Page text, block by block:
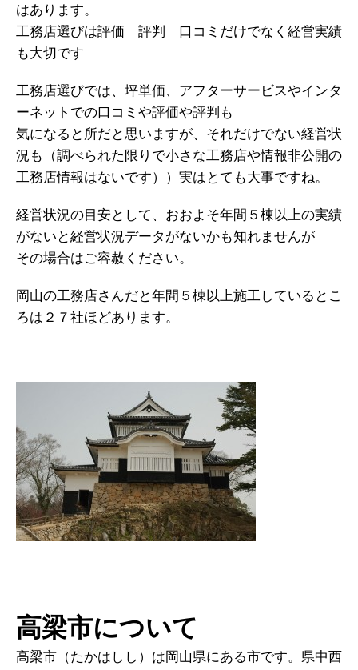
はあります。
工務店選びは評価 評判 口コミだけでなく経営実績
も大切です
工務店選びでは、坪単価、アフターサービスやインタ
ーネットでの口コミや評価や評判も
気になると所だと思いますが、それだけでない経営状
況も（調べられた限りで小さな工務店や情報非公開の
工務店情報はないです））実はとても大事ですね。
経営状況の目安として、おおよそ年間５棟以上の実績
がないと経営状況データがないかも知れませんが
その場合はご容赦ください。
岡山の工務店さんだと年間５棟以上施工しているとこ
ろは２７社ほどあります。
高梁市について
高梁市（たかはしし）は岡山県にある市です。県中西